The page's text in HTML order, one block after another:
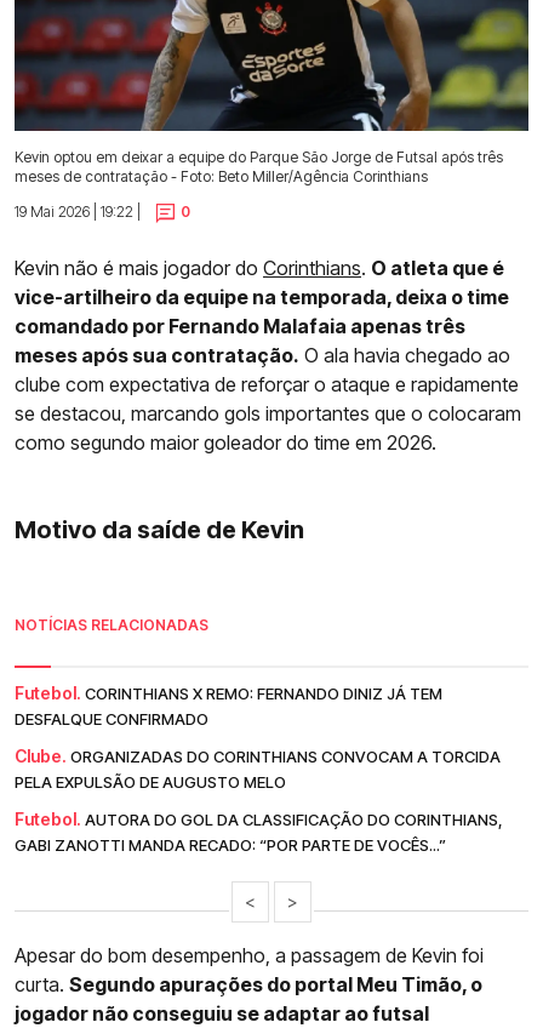
Kevin optou em deixar a equipe do Parque São Jorge de Futsal após três
meses de contratação - Foto: Beto Miller/Agência Corinthians
19 Mai 2026 | 19:22 |
0
Kevin não é mais jogador do Corinthians. O atleta que é
vice-artilheiro da equipe na temporada, deixa o time
comandado por Fernando Malafaia apenas três
meses após sua contratação. O ala havia chegado ao
clube com expectativa de reforçar o ataque e rapidamente
se destacou, marcando gols importantes que o colocaram
como segundo maior goleador do time em 2026.
Motivo da saíde de Kevin
NOTÍCIAS RELACIONADAS
Futebol. CORINTHIANS X REMO: FERNANDO DINIZ JÁ TEM
DESFALQUE CONFIRMADO
Clube. ORGANIZADAS DO CORINTHIANS CONVOCAM A TORCIDA
PELA EXPULSÃO DE AUGUSTO MELO
Futebol. AUTORA DO GOL DA CLASSIFICAÇÃO DO CORINTHIANS,
GABI ZANOTTI MANDA RECADO: “POR PARTE DE VOCÊS...”
< >
Apesar do bom desempenho, a passagem de Kevin foi
curta. Segundo apurações do portal Meu Timão, o
jogador não conseguiu se adaptar ao futsal